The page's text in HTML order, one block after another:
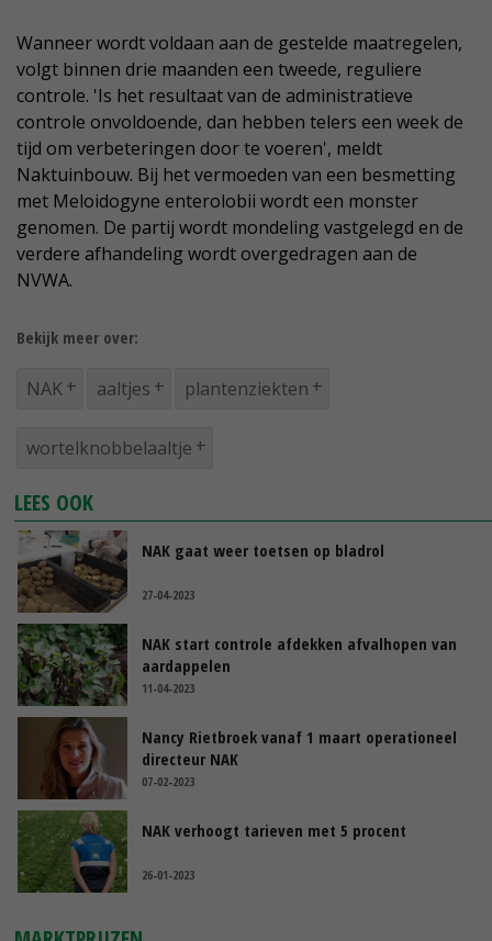
Wanneer wordt voldaan aan de gestelde maatregelen,
volgt binnen drie maanden een tweede, reguliere
controle. 'Is het resultaat van de administratieve
controle onvoldoende, dan hebben telers een week de
tijd om verbeteringen door te voeren', meldt
Naktuinbouw. Bij het vermoeden van een besmetting
met Meloidogyne enterolobii wordt een monster
genomen. De partij wordt mondeling vastgelegd en de
verdere afhandeling wordt overgedragen aan de
NVWA.
Bekijk meer over:
NAK aaltjes plantenziekten
wortelknobbelaaltje
LEES OOK
NAK gaat weer toetsen op bladrol
27-04-2023
NAK start controle afdekken afvalhopen van
aardappelen
11-04-2023
Nancy Rietbroek vanaf 1 maart operationeel
directeur NAK
07-02-2023
NAK verhoogt tarieven met 5 procent
26-01-2023